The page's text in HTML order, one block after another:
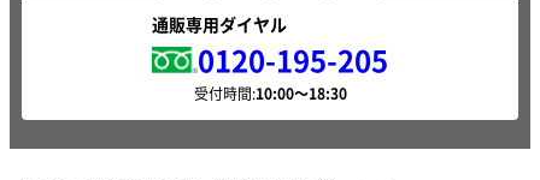
通販専用ダイヤル
0120-195-205
受付時間: